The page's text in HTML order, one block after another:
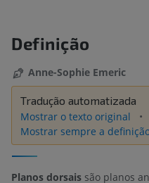
Definição
Anne-Sophie Emeric
Tradução automatizada
Mostrar o texto original
Mostrar sempre a
Planos dorsais são planos